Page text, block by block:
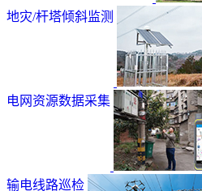
地灾/杆塔倾斜监测
电网资源数据采集
输电线路巡检